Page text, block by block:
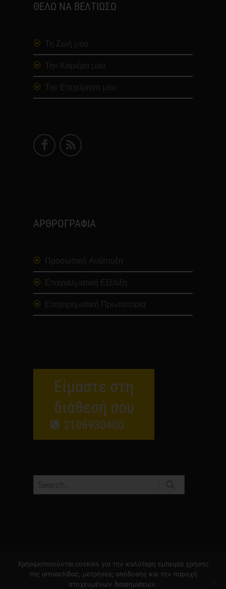
ΘΕΛΩ ΝΑ ΒΕΛΤΙΩΣΩ
Τη Ζωή μου
Την Καριέρα μου
Την Επιχείρηση μου
ΑΡΘΡΟΓΡΑΦΙΑ
Προσωπική Ανάπτυξη
Επαγγελματική Εξέλιξη
Επιχειρηματική Πρωτοπορία
Είμαστε στη
διάθεσή σου
2106930400
Copyright by Purpose.
ΑΝΘΡΩΠΟΣ
ΚΑΡΙΕΡΑ ΤΑΥΤΟΤΗΤΑ
Χρησιμοποιούνται cookies για την καλύτερη εμπειρία χρήσης
της ιστοσελίδας, μετρήσεις απόδοσής και την παροχή
στοχευμένων διαφημίσεων.